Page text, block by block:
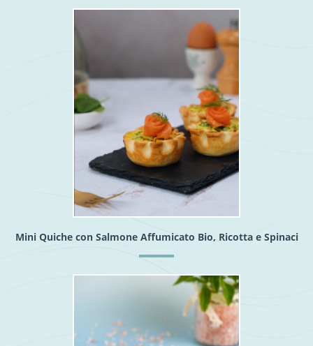
Mini Quiche con Salmone Affumicato Bio, Ricotta e Spinaci